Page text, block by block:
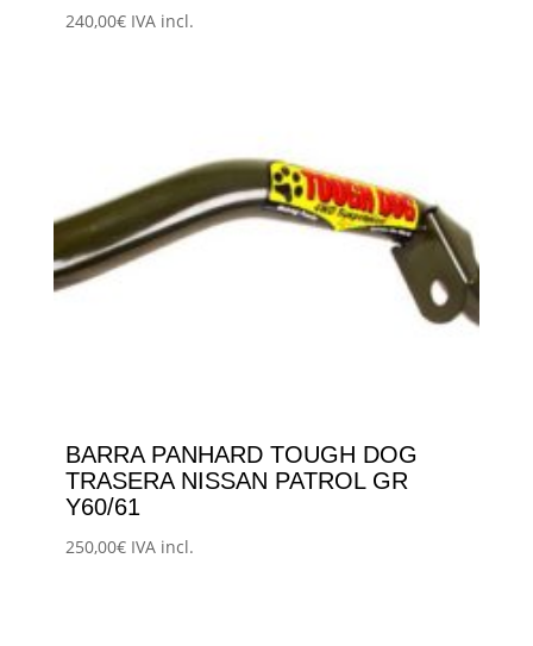
240,00€ IVA incl.
BARRA PANHARD TOUGH DOG
TRASERA NISSAN PATROL GR
Y60/61
250,00€ IVA incl.